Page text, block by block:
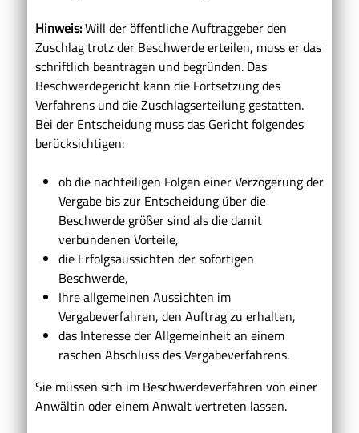
Hinweis:Will der öffentliche Auftraggeber den
Zuschlag trotz der Beschwerde erteilen, muss er das
schriftlich beantragen und begründen. Das
Beschwerdegericht kann die Fortsetzung des
Verfahrens und die Zuschlagserteilung gestatten.
Bei der Entscheidung muss das Gericht folgendes
berücksichtigen:
ob die nachteiligen Folgen einer Verzögerung der
Vergabe bis zur Entscheidung über die
Beschwerde größer sind als die damit
verbundenen Vorteile,
die Erfolgsaussichten der sofortigen
Beschwerde,
Ihre allgemeinen Aussichten im
Vergabeverfahren, den Auftrag zu erhalten,
das Interesse der Allgemeinheit an einem
raschen Abschluss des Vergabeverfahrens.
Sie müssen sich im Beschwerdeverfahren von einer
Anwältin oder einem Anwalt vertreten lassen.